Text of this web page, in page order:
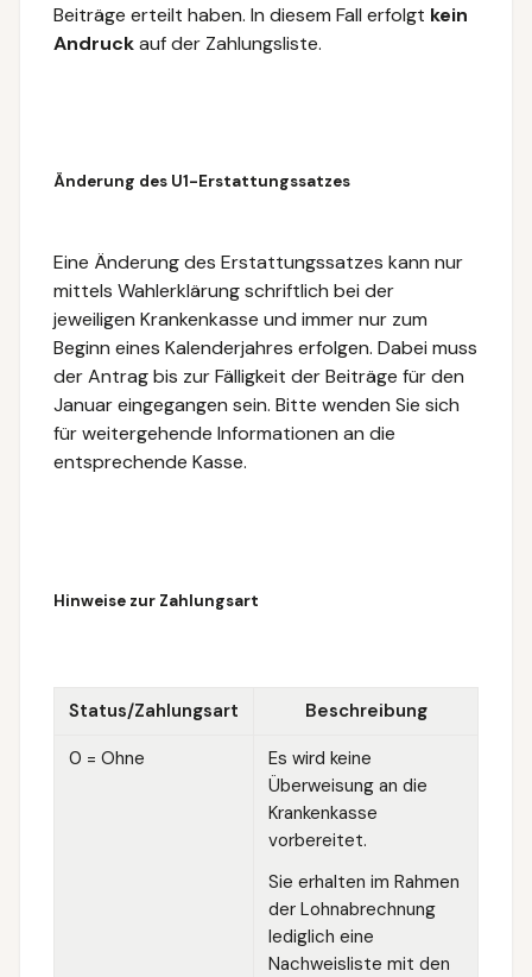
Beiträge erteilt haben. In diesem Fall erfolgt kein
Andruckauf der Zahlungsliste.
Änderung des U1-Erstattungssatzes
Eine Änderung des Erstattungssatzes kann nur
mittels Wahlerklärung schriftlich bei der
jeweiligen Krankenkasse und immer nur zum
Beginn eines Kalenderjahres erfolgen. Dabei muss
der Antrag bis zur Fälligkeit der Beiträge für den
Januar eingegangen sein. Bitte wenden Sie sich
für weitergehende Informationen an die
entsprechende Kasse.
Hinweise zur Zahlungsart
Status/Zahlungsart
Beschreibung
0 = Ohne
Es wird keine
Überweisung an die
Krankenkasse
vorbereitet.
Sie erhalten im Rahmen
der Lohnabrechnung
lediglich eine
Nachweisliste mit den